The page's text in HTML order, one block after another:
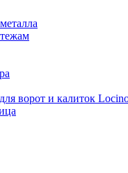
ворот и калиток